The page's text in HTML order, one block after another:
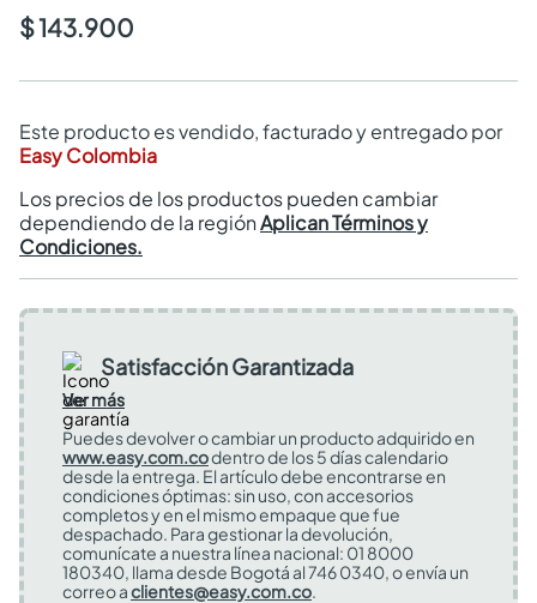
$ 143.900
Este producto es vendido, facturado y entregado por
Easy Colombia
Los precios de los productos pueden cambiar
dependiendo de la regiónAplican Términos y
Condiciones.
Satisfacción Garantizada
Ver más
Puedes devolver o cambiar un producto adquirido en
www.easy.com.codentro de los 5 días calendario
desde la entrega. El artículo debe encontrarse en
condiciones óptimas: sin uso, con accesorios
completos y en el mismo empaque que fue
despachado. Para gestionar la devolución,
comunícate a nuestra línea nacional: 01 8000
180340, llama desde Bogotá al 746 0340, o envía un
correo aclientes@easy.com.co.